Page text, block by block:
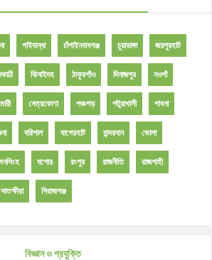
গাইবান্ধা চাঁপাইনবাবগঞ্জ চুয়াডাঙ্গা জয়পুরহাট
ঝিনাইদহ ঠাকুরগাঁও দিনাজপুর নওগাঁ
নেত্রকোণা পঞ্চগড় পটুয়াখালী পাবনা
বরিশাল বাগেরহাট বান্দরবান ভোলা
যশোর রংপুর রাজনীতি রাজশাহী
সাতক্ষীরা সিরাজগঞ্জ
বিজ্ঞান ও প্রযুক্তি